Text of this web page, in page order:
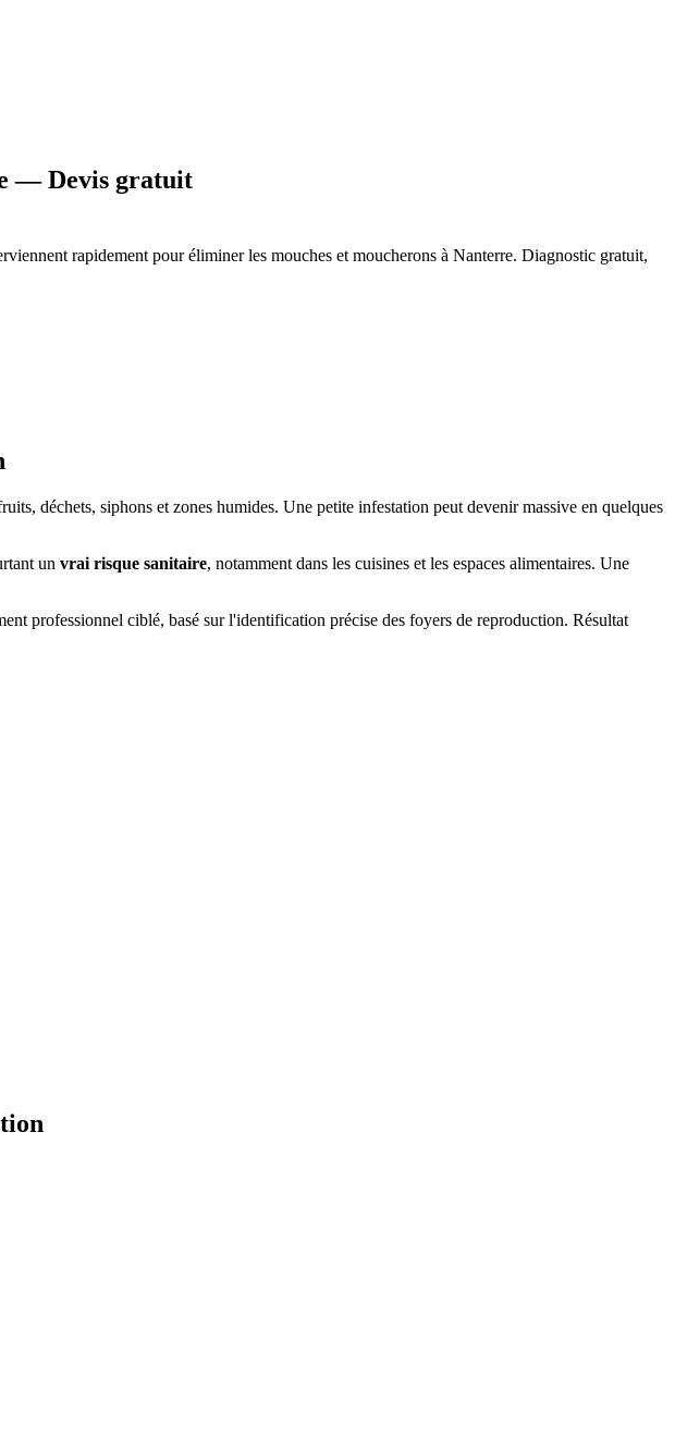
— Devis gratuit
rapidement pour éliminer les mouches et moucherons à Nanterre. Diagnostic gratuit,
déchets, siphons et zones humides. Une petite infestation peut devenir massive en quelques
un vrai risque sanitaire, notamment dans les cuisines et les espaces alimentaires. Une
professionnel ciblé, basé sur l'identification précise des foyers de reproduction. Résultat